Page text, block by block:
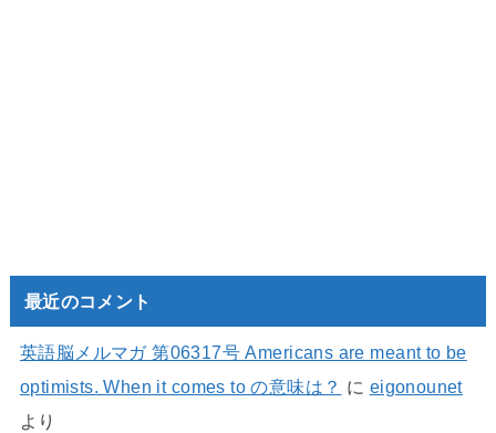
最近のコメント
英語脳メルマガ 第06317号 Americans are meant to be
optimists. When it comes to の意味は？ に eigonounet
より